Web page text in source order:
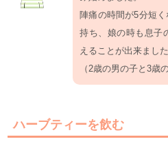
陣痛の時間が5分短
持ち、娘の時も息子
えることが出来ました
（2歳の男の子と3歳
ハーブティーを飲む